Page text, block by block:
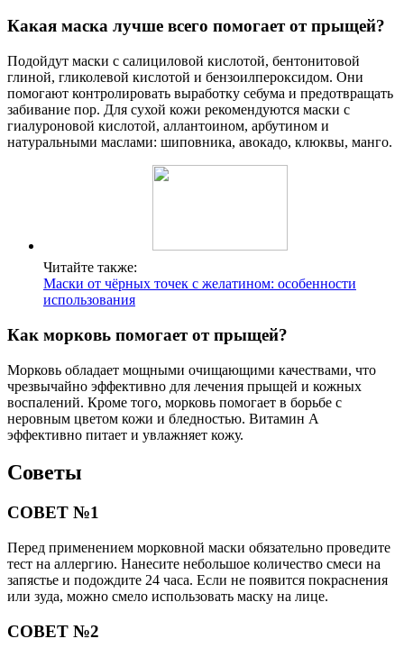
Какая маска лучше всего помогает от прыщей?
Подойдут маски с салициловой кислотой, бентонитовой
глиной, гликолевой кислотой и бензоилпероксидом. Они
помогают контролировать выработку себума и предотвращать
забивание пор. Для сухой кожи рекомендуются маски с
гиалуроновой кислотой, аллантоином, арбутином и
натуральными маслами: шиповника, авокадо, клюквы, манго.
Читайте также:
Маски от чёрных точек с желатином: особенности
использования
Как морковь помогает от прыщей?
Морковь обладает мощными очищающими качествами, что
чрезвычайно эффективно для лечения прыщей и кожных
воспалений. Кроме того, морковь помогает в борьбе с
неровным цветом кожи и бледностью. Витамин А
эффективно питает и увлажняет кожу.
Советы
СОВЕТ №1
Перед применением морковной маски обязательно проведите
тест на аллергию. Нанесите небольшое количество смеси на
запястье и подождите 24 часа. Если не появится покраснения
или зуда, можно смело использовать маску на лице.
СОВЕТ №2